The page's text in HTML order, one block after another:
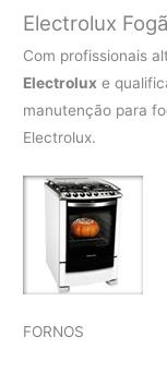
Electrolux
Com profissionais
Electrolux e
manutenção para
Electrolux.
FORNOS